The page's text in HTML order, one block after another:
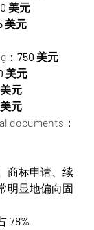
美元
美元
750 美元
美元
元
元
documents：
商标申请、续
明显地偏向固
78%